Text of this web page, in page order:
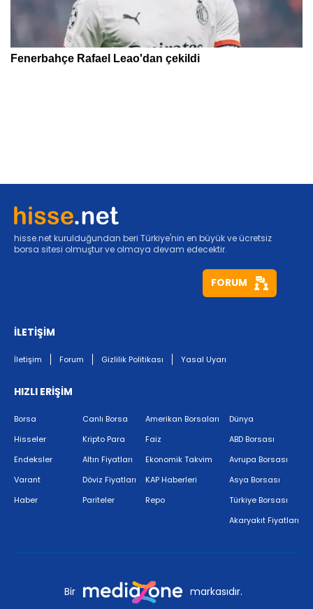
hisse.net kurulduğundan beri Türkiye'nin en büyük ve ücretsiz
borsa sitesi olmuştur ve olmaya devam edecektir.
FORUM
İLETİŞİM
İletişim Forum Gizlilik Politikası Yasal Uyarı
HIZLI ERİŞİM
Borsa
Hisseler
Endeksler
Varant
Haber
Canlı Borsa
Kripto Para
Altın Fiyatları
Döviz Fiyatları
Pariteler
Amerikan Borsaları
Faiz
Ekonomik Takvim
KAP Haberleri
Repo
Dünya
ABD Borsası
Avrupa Borsası
Asya Borsası
Türkiye Borsası
Akaryakıt Fiyatları
Bir markasıdır.